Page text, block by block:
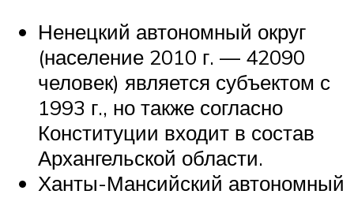
Ненецкий автономный округ
(население 2010 г. — 42090
человек) является субъектом с
1993 г., но также согласно
Конституции входит в состав
Архангельской области.
Ханты-Мансийский автономный